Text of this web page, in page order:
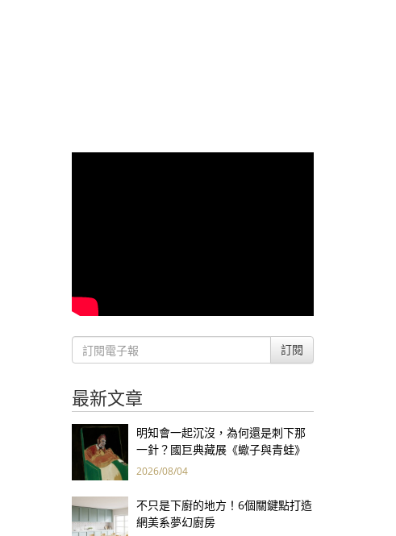
訂閱
最新文章
明知會一起沉沒，為何還是刺下那
一針？國巨典藏展《蠍子與青蛙》
用66件名作拷問人性
2026/08/04
不只是下廚的地方！6個關鍵點打造
網美系夢幻廚房